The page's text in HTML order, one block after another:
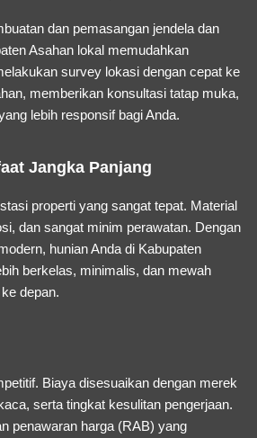
dan pemasangan jendela dan
Asahan lokal memudahkan
survey lokasi dengan cepat ke
memberikan konsultasi tatap muka,
lebih responsif bagi Anda.
Jangka Panjang
properti yang sangat tepat. Material
dan sangat minim perawatan. Dengan
hunian Anda di Kabupaten
berkelas, minimalis, dan mewah
depan.
Biaya disesuaikan dengan merek
serta tingkat kesulitan pengerjaan.
penawaran harga (RAB) yang